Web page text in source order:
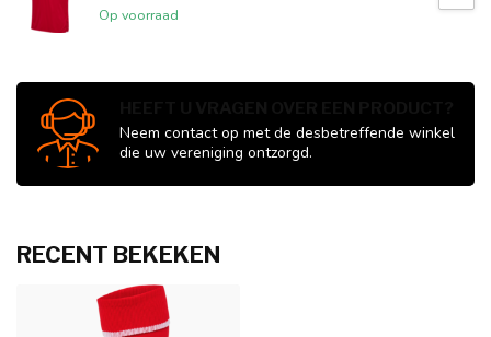
Op voorraad
Neem contact op met de desbetreffende winkel
die uw vereniging ontzorgd.
RECENT BEKEKEN